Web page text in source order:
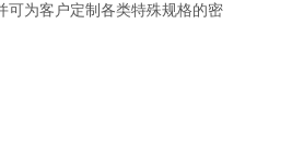
可为客户定制各类特殊规格的密